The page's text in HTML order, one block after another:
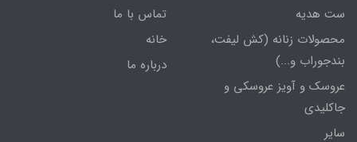
ست هدیه
محصولات زنانه (کش لیفت،
بندجوراب و...)
عروسک و آویز عروسکی و
جاکلیدی
سایر
تماس با ما
خانه
درباره ما